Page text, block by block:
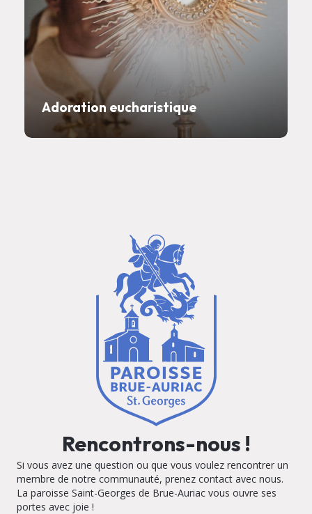
Adoration eucharistique
Rencontrons-nous !
Si vous avez une question ou que vous voulez rencontrer un
membre de notre communauté, prenez contact avec nous.
La paroisse Saint-Georges de Brue-Auriac vous ouvre ses
portes avec joie !